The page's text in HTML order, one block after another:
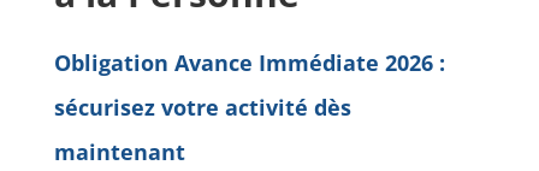
Obligation Avance Immédiate 2026 :
sécurisez votre activité dès
maintenant